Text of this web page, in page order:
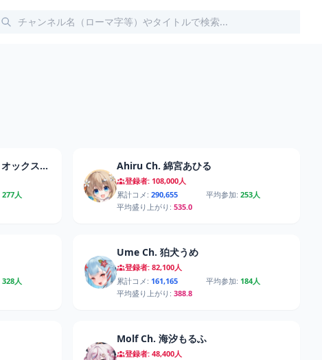
Serenade Ch. セレナーデ・オックスブラッド
277人
Ahiru Ch. 綿宮あひる
登録者: 108,000人
累計コメ:290,655 平均参加: 253人
平均盛り上がり:535.0
328人
Ume Ch. 狛犬うめ
登録者: 82,100人
累計コメ: 161,165 平均参加: 184人
平均盛り上がり:388.8
Molf Ch. 海汐もるふ
登録者: 48,400人